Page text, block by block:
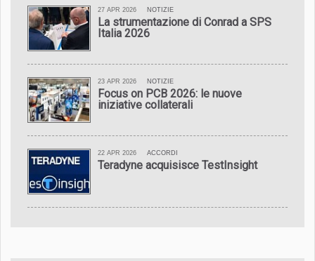
27 APR 2026 NOTIZIE
La strumentazione di Conrad a SPS
Italia 2026
23 APR 2026 NOTIZIE
Focus on PCB 2026: le nuove
iniziative collaterali
22 APR 2026 ACCORDI
Teradyne acquisisce TestInsight